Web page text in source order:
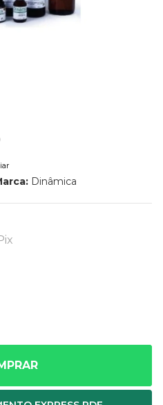
Dinâmica